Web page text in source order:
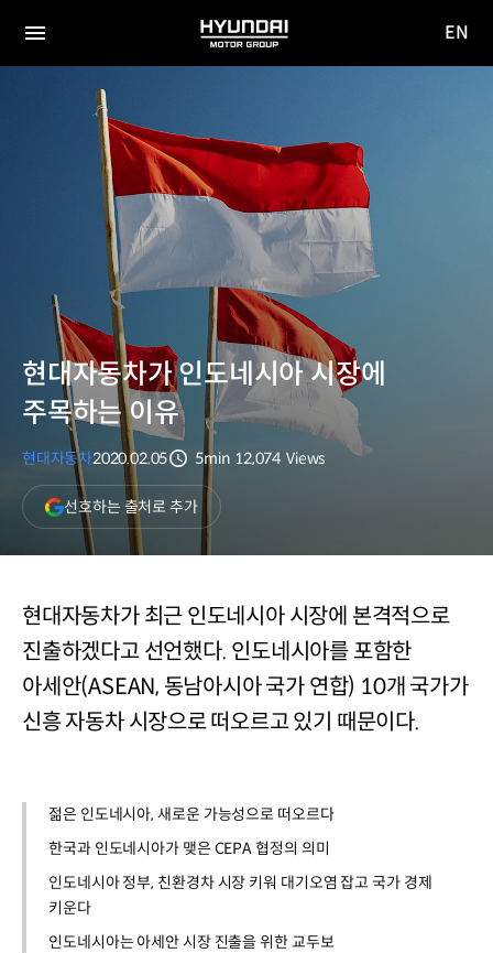
전체
HYUNDAI
MOTOR
EN
현대자동차가 인도네시아 시장에
주목하는 이유
현대자동차2020.02.05
분량
5min 12,074 Views
선호하는 출처로 추가(새
창
열림)
현대자동차가 최근 인도네시아 시장에 본격적으로
진출하겠다고 선언했다. 인도네시아를 포함한
아세안(ASEAN, 동남아시아 국가 연합) 10개 국가가
신흥 자동차 시장으로 떠오르고 있기 때문이다.
젊은 인도네시아, 새로운 가능성으로 떠오르다
한국과 인도네시아가 맺은 CEPA 협정의 의미
인도네시아 정부, 친환경차 시장 키워 대기오염 잡고 국가 경제
키운다
인도네시아는 아세안 시장 진출을 위한 교두보